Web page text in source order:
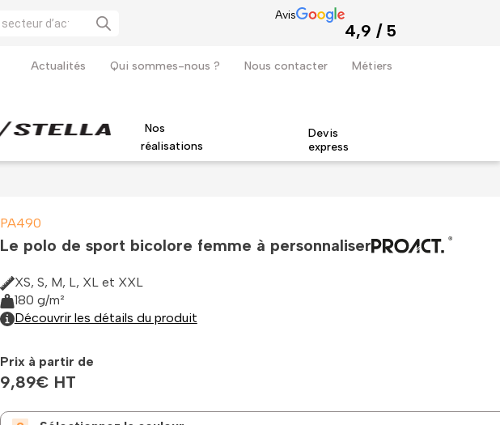
Avis
4,9 / 5
Actualités Qui sommes-nous ? Nous contacter Métiers
Nos
réalisations
Devis
express
PA490
Le polo de sport bicolore femme à personnaliser
XS, S, M, L, XL et XXL
180 g/m²
Découvrir les détails du produit
Prix à partir de
9,89€ HT